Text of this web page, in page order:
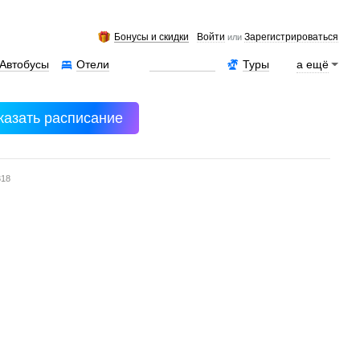
Бонусы и скидки Войти илиЗарегистрироваться
а ещё
Туры
Отели
Автобусы
расписание